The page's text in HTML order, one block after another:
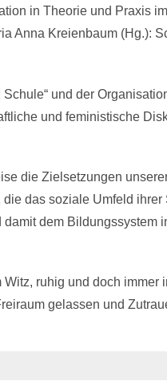
in Theorie und Praxis
Anna Kreienbaum (Hg.):
Schule“ und der
und feministische
die Zielsetzungen
das soziale Umfeld ihrer
dem Bildungssystem
ruhig und doch immer
gelassen und